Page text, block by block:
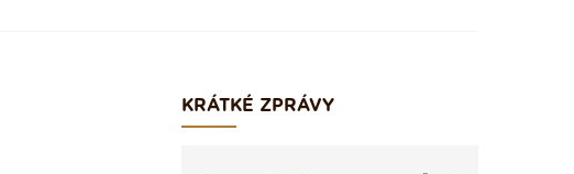
KRÁTKÉ ZPRÁVY